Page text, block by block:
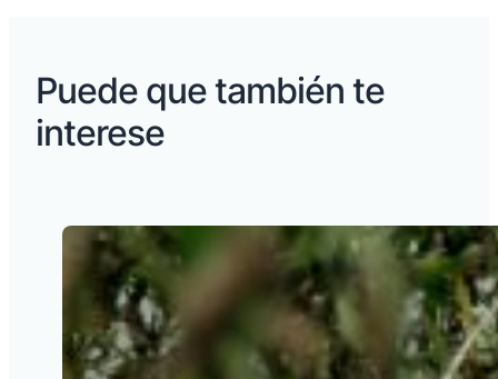
Puede que también te
interese